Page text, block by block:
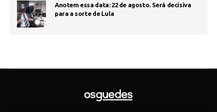
5
Anotem essa data: 22 de agosto. Será decisiva
para a sorte de Lula